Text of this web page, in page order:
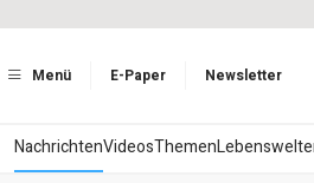
Menü E-Paper Newsletter
NachrichtenVideosThemen